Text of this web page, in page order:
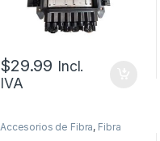
$29.99 Incl.
IVA
Accesorios de Fibra, Fibra